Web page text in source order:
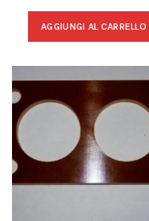
AGGIUNGI AL CARRELLO